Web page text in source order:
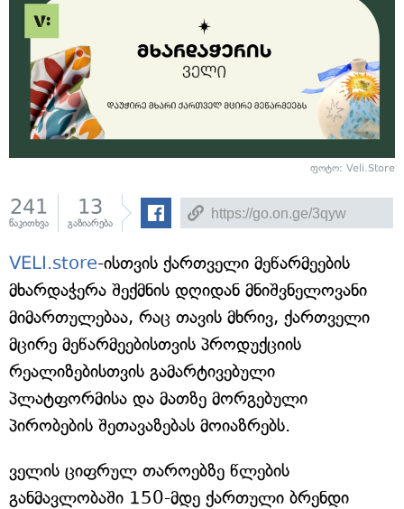
ფოტო: Veli.Store
241
წაკითხვა
13
გაზიარება
VELI.store-ისთვის ქართველი მეწარმეების
მხარდაჭერა შექმნის დღიდან მნიშვნელოვანი
მიმართულებაა, რაც თავის მხრივ, ქართველი
მცირე მეწარმეებისთვის პროდუქციის
რეალიზებისთვის გამარტივებული
პლატფორმისა და მათზე მორგებული
პირობების შეთავაზებას მოიაზრებს.
ველის ციფრულ თაროებზე წლების
განმავლობაში 150-მდე ქართული ბრენდი